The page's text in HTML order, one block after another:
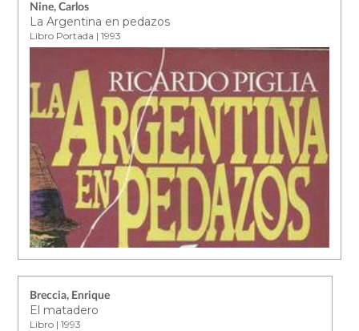
Nine, Carlos
La Argentina en pedazos
Libro Portada | 1993
Breccia, Enrique
El matadero
Libro | 1993